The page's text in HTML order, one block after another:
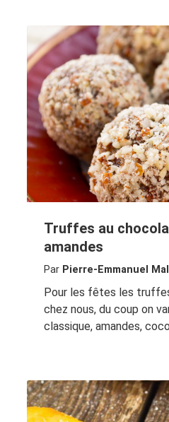
Truffes au
amandes
Par Pierre-Emmanuel
Pour les fêtes les
chez nous, du coup on
classique, amandes,